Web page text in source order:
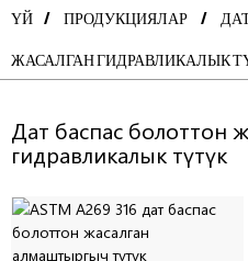
ҮЙ ПРОДУКЦИЯЛАР
ЖАСАЛГАН ГИДРАВЛИКАЛЫК
Дат баспас болоттон
гидравликалык түтүк